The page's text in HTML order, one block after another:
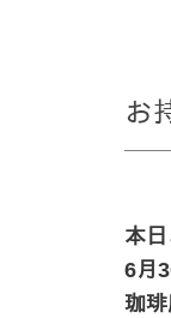
お
本日
6月
珈